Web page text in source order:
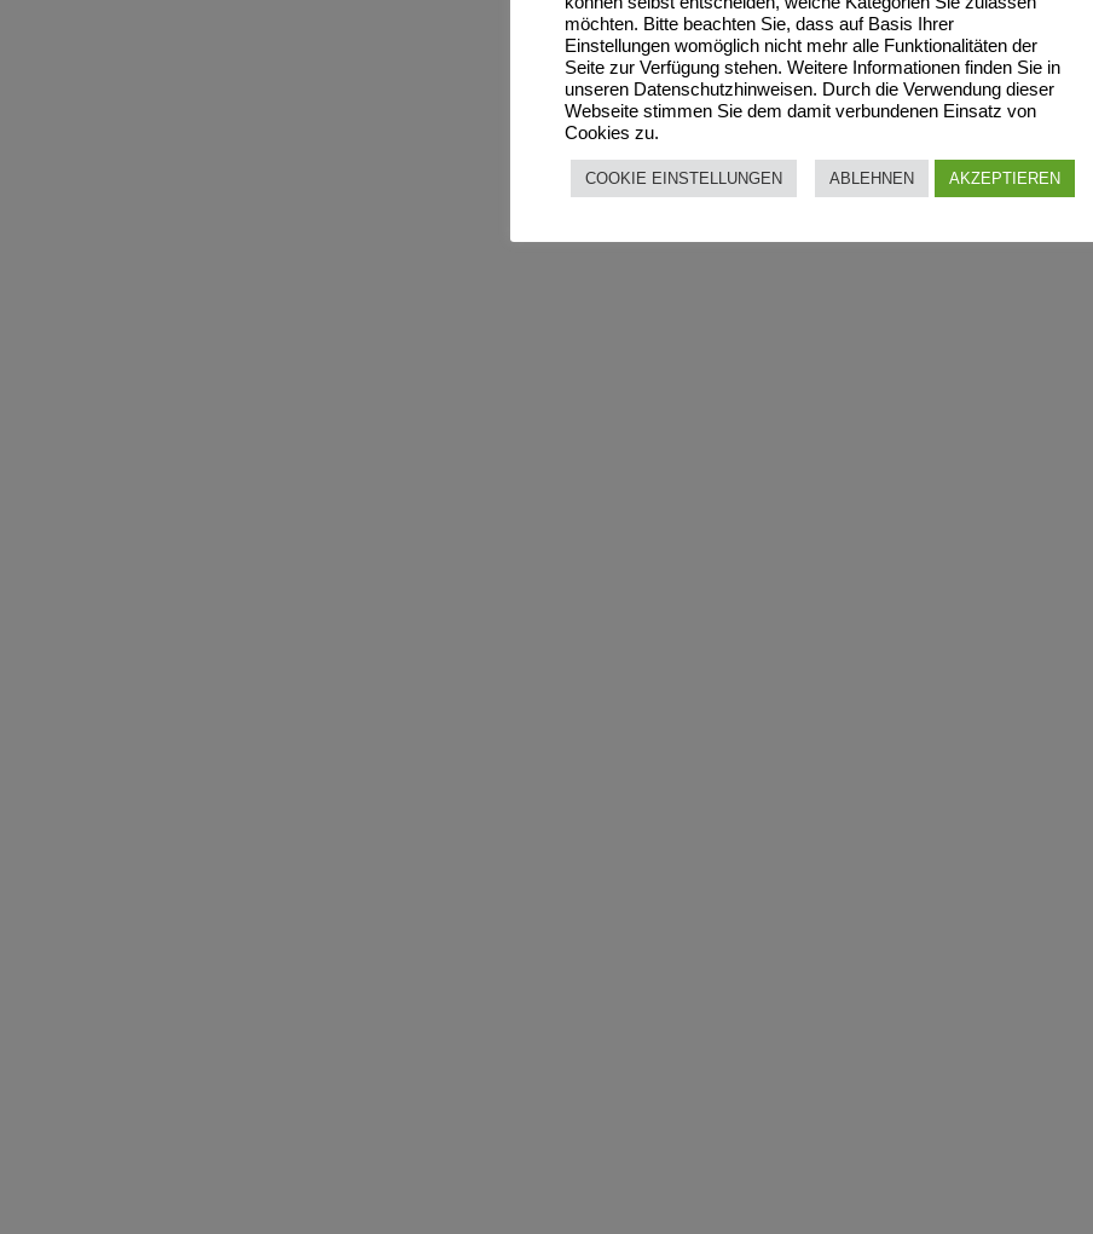
möchten. Bitte beachten Sie, dass auf Basis Ihrer
Einstellungen womöglich nicht mehr alle Funktionalitäten der
Seite zur Verfügung stehen. Weitere Informationen finden Sie in
unseren Datenschutzhinweisen. Durch die Verwendung dieser
Webseite stimmen Sie dem damit verbundenen Einsatz von
Cookies zu.
COOKIE EINSTELLUNGEN ABLEHNEN AKZEPTIEREN